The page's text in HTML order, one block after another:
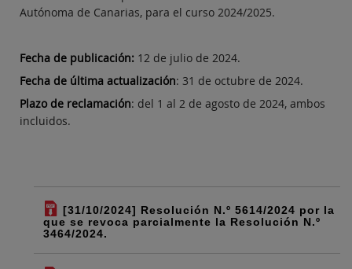
Autónoma de Canarias, para el curso 2024/2025.
Fecha de publicación: 12 de julio de 2024.
Fecha de última actualización: 31 de octubre de 2024.
Plazo de reclamación: del 1 al 2 de agosto de 2024, ambos
incluidos.
[31/10/2024] Resolución N.º 5614/2024 por la
que se revoca parcialmente la Resolución N.º
3464/2024.